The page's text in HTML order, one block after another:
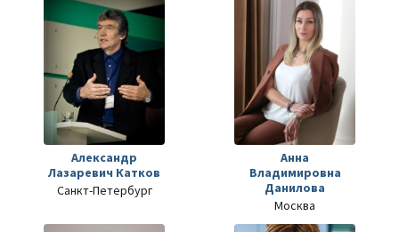
Александр
Лазаревич Катков
Санкт-Петербург
Анна
Владимировна
Данилова
Москва